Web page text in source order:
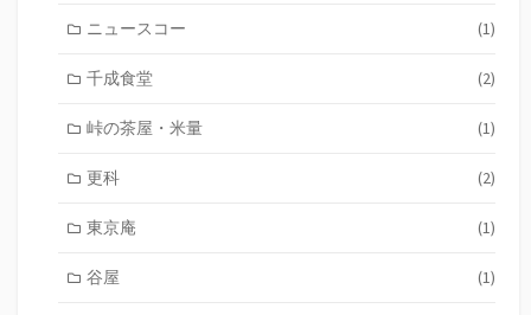
ニュースコー (1)
千成食堂 (2)
峠の茶屋・米量 (1)
更科 (2)
東京庵 (1)
谷屋 (1)